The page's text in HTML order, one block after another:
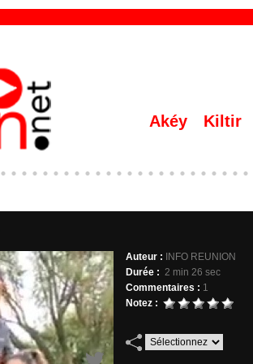
Akéy Kiltir
Auteur :
INFO REUNION
Durée : 2 min 26 sec
Commentaires : 1
Notez :